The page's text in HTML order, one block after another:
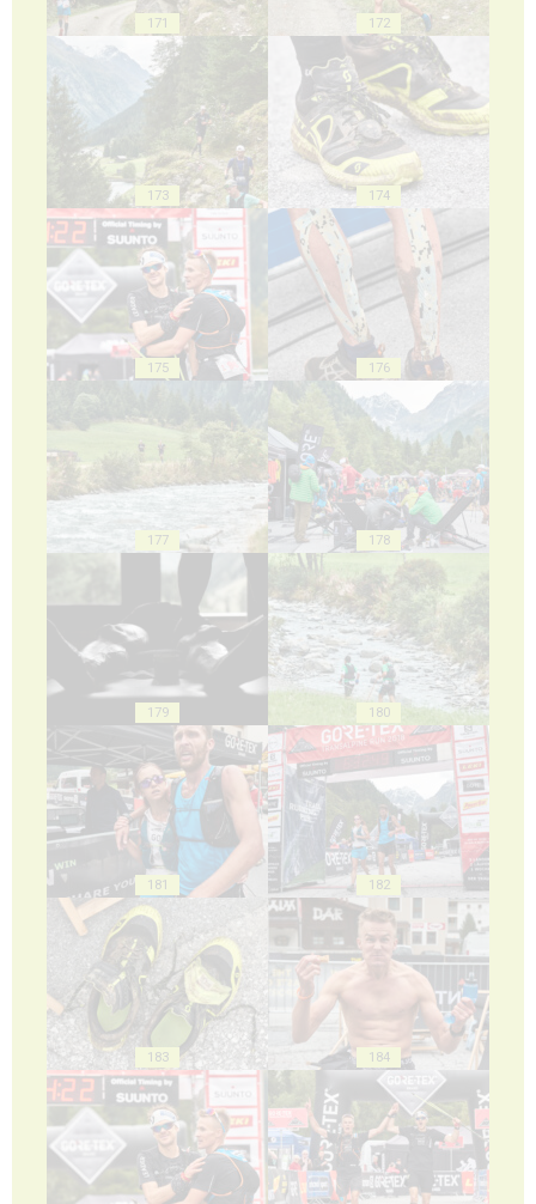
171 172
173 174
175 176
177 178
179 180
181 182
183 184